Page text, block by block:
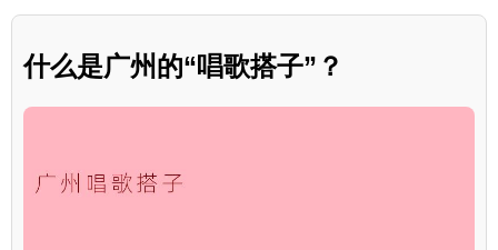
什么是广州的“唱歌搭子”？